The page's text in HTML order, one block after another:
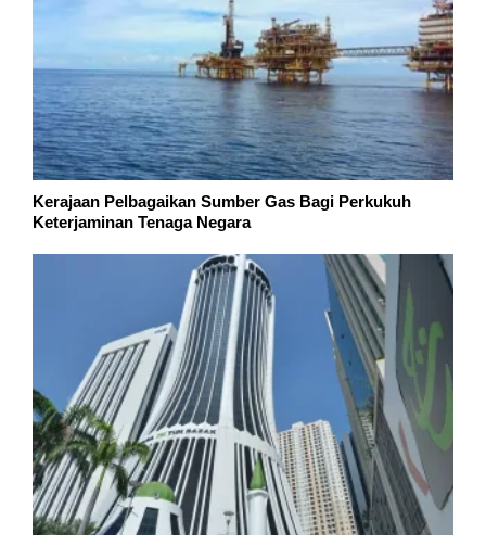
Kerajaan Pelbagaikan Sumber Gas Bagi Perkukuh
Keterjaminan Tenaga Negara